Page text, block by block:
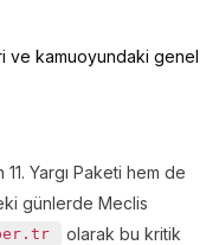
ve kamuoyundaki genel
Yargı Paketi hem de
günlerde Meclis
olarak bu kritik